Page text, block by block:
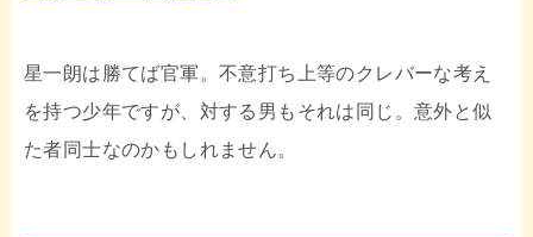
星一朗は勝てば官軍。不意打ち上等のクレバーな考え
を持つ少年ですが、対する男もそれは同じ。意外と似
た者同士なのかもしれません。